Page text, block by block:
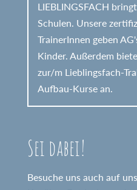
LIEBLINGSFACH
Schulen. Unsere
TrainerInnen geben
Kinder. Außerdem
zur/m Lieblingsfach-
Aufbau-Kurse an.
Sei dabei!
Besuche uns auch auf